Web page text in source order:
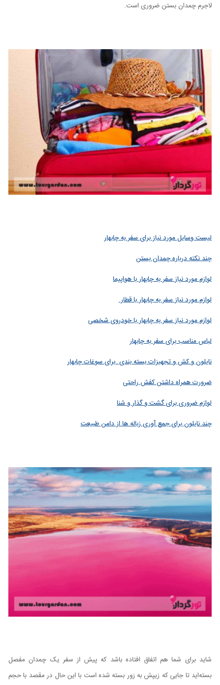
لاجرم چمدان بستن ضروری است.
لیست وسایل مورد نیاز برای سفر به چابهار
چند نکته درباره چمدان بستن
لوازم مورد نیاز سفر به چابهار با هواپیما
لوازم مورد نیاز سفر به چابهار با قطار
لوازم مورد نیاز سفر به چابهار با خودروی شخصی
لباس مناسب برای سفر به چابهار
نایلون و کش و تجهیزات بسته بندی برای سوغات چابهار
ضرورت همراه داشتن کفش راحتی
لوازم ضروری برای گشت و گذار و شنا
چند نایلون برای جمع آوری زباله ها از دامن طبیعت
شاید برای شما هم اتفاق افتاده باشد که پیش از سفر یک چمدان مفصل
بسته‌اید تا جایی که زیپش به زور بسته شده است با این حال در مقصد با حجم